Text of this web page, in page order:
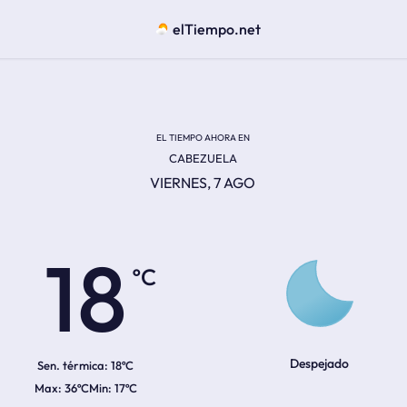
elTiempo.net
EL TIEMPO AHORA EN
CABEZUELA
VIERNES, 7 AGO
18
Sen. térmica: 18ºC
36ºC 17ºC
Despejado